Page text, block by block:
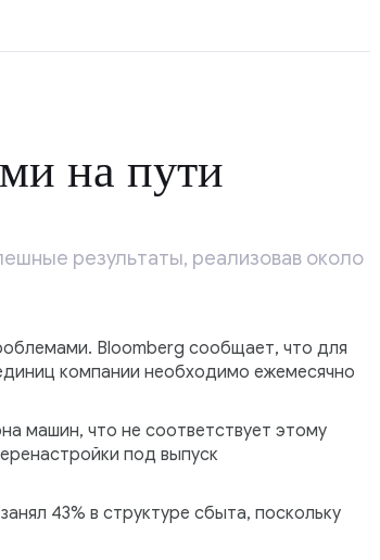
на пути
результаты, реализовав около
Bloomberg сообщает, что для
компании необходимо ежемесячно
машин, что не соответствует этому
под выпуск
43% в структуре сбыта, поскольку